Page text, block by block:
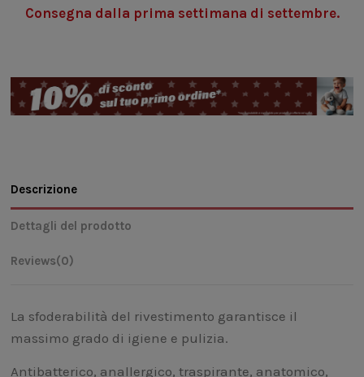
Consegna dalla prima settimana di settembre.
Descrizione
Dettagli del prodotto
Reviews(0)
La sfoderabilità del rivestimento garantisce il
massimo grado di igiene e pulizia.
Antibatterico, anallergico, traspirante, anatomico,